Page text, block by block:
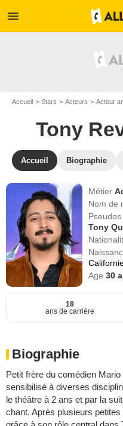
menu
Accueil Stars Acteurs Acteur
Tony
Accueil Biographie
Métier
Nom de
Tony
Age30
18
ans de carrière
Biographie
Petit frère du comédien
sensibilisé à diverses
le théâtre à 2 ans et par la
chant. Après plusieurs